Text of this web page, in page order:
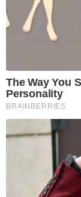
The Way You
Personality
BRAINBERRIES